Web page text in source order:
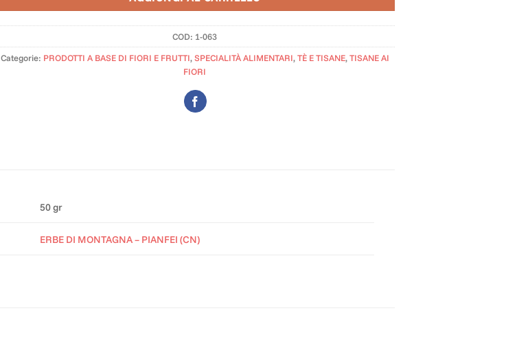
COD: 1-063
Categorie: PRODOTTI A BASE DI FIORI E FRUTTI,SPECIALITÀ ALIMENTARI,TÈ E TISANE,TISANE AI
FIORI
50 gr
ERBE DI MONTAGNA – PIANFEI (CN)